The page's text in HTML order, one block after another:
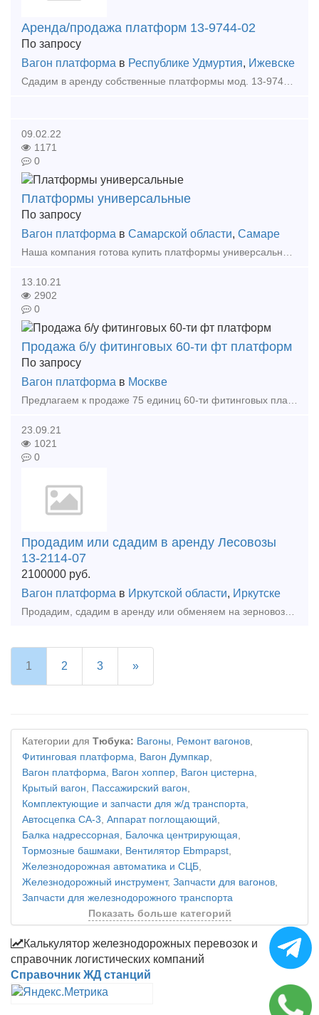
Аренда/продажа платформ 13-9744-02
По запросу
Вагон платформа в Республике Удмуртия, Ижевске
Сдадим в аренду собственные платформы мод. 13-9744-02, 2018 года постройки в количестве 5 единиц. Завод изготовитель АО Трансмаш. Цена договорная. Количество осей: Четырехосный Грузопод
09.02.22
1171
0
Платформы универсальные
По запросу
Вагон платформа в Самарской области, Самаре
13.10.21
2902
0
Продажа б/у фитинговых 60-ти фт платформ
По запросу
Вагон платформа в Москве
23.09.21
1021
0
Продадим или сдадим в аренду Лесовозы
13-2114-07
2100000 руб.
Вагон платформа в Иркутской области, Иркутске
1 2 3 »
Категории для Тюбука: Вагоны, Ремонт вагонов,
Фитинговая платформа, Вагон Думпкар,
Вагон платформа, Вагон хоппер, Вагон цистерна,
Крытый вагон, Пассажирский вагон,
Комплектующие и запчасти для ж/д транспорта,
Автосцепка СА-3, Аппарат поглощающий,
Балка надрессорная, Балочка центрирующая,
Тормозные башмаки, Вентилятор Ebmpapst,
Железнодорожная автоматика и СЦБ,
Железнодорожный инструмент, Запчасти для вагонов,
Запчасти для железнодорожного транспорта
Показать больше категорий
Калькулятор железнодорожных перевозок и
справочник логистических компаний
Справочник ЖД станций